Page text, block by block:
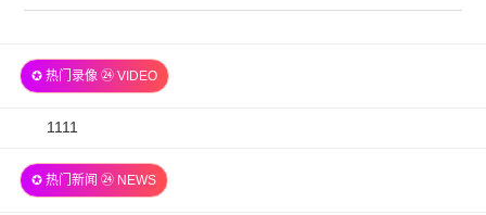
✪ 热门录像 ㉔ VIDEO
2026-
06
1111
✪ 热门新闻 ㉔ NEWS